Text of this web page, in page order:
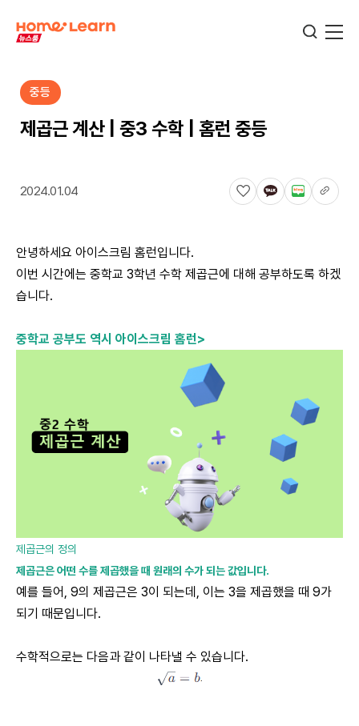
기업뉴스
학습정보
중등
제곱근 계산 | 중3 수학 | 홈런 중등
2024.01.04
안녕하세요 아이스크림 홈런입니다.
이번 시간에는 중학교 3학년 수학 제곱근에 대해 공부하도록 하겠
습니다.
중학교 공부도 역시 아이스크림 홈런>
제곱근의 정의
제곱근은 어떤 수를 제곱했을 때 원래의 수가 되는 값입니다.
예를 들어, 9의 제곱근은 3이 되는데, 이는 3을 제곱했을 때 9가
되기 때문입니다.
수학적으로는 다음과 같이 나타낼 수 있습니다.